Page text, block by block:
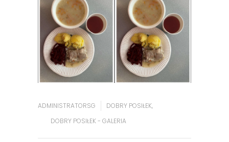
ADMINISTRATORSG DOBRY POSIŁEK,
DOBRY POSIŁEK - GALERIA